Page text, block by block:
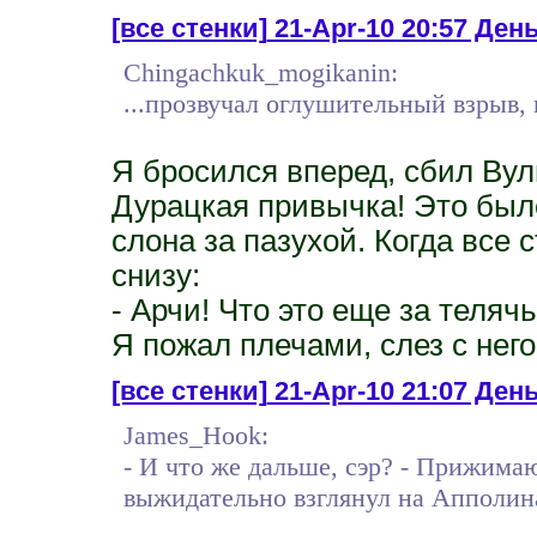
[все стенки]21-Apr-10 20:57
Chingachkuk_mogikanin:
...прозвучал оглушительный
Я бросился вперед, сбил
Дурацкая привычка! Это
слона за пазухой. Когда все
снизу:
- Арчи! Что это еще за
Я пожал плечами, слез с
[все стенки]21-Apr-10 21:07
James_Hook:
- И что же дальше, сэр? -
выжидательно взглянул на